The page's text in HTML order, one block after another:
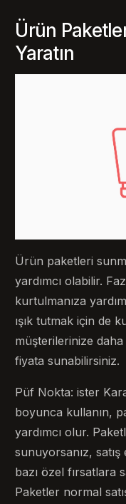
Ürün
Yaratın
Ürün paketleri
yardımcı olabilir.
kurtulmanıza
ışık tutmak için de
müşterilerinize
fiyata sunabilirsiniz.
Püf Nokta: ister
boyunca kullanın,
yardımcı olur.
sunuyorsanız, satış
bazı özel fırsatlara
Paketler normal